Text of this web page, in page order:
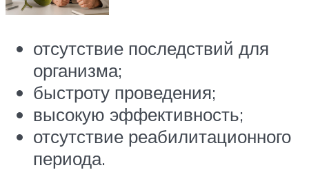
отсутствие последствий для
организма;
быстроту проведения;
высокую эффективность;
отсутствие реабилитационного
периода.